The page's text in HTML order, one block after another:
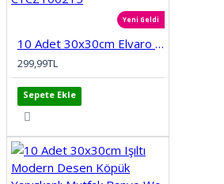
Yeni Geldi
10 Adet 30x30cm Elvaro Seramik Desen Köpük Yapışkanlı Mutfak Banyo Wc Duvar Paneli Kağıdı CYCZT00215
299,99TL
Sepete Ekle